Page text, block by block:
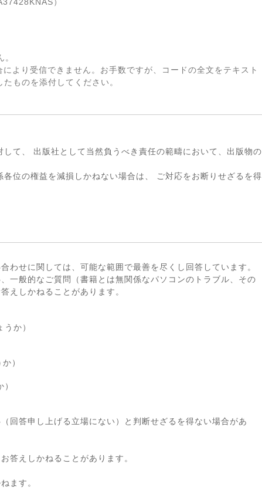
より受信できません。お手数ですが、コードの全文をテキスト
ものを添付してください。
て、 出版社として当然負うべき責任の範疇において、出版物の
位の権益を減損しかねない場合は、 ご対応をお断りせざるを得
わせに関しては、可能な範囲で最善を尽くし回答しています。
一般的なご質問（書籍とは無関係なパソコンのトラブル、その
えしかねることがあります。
か）
）
回答申し上げる立場にない）と判断せざるを得ない場合があ
答えしかねることがあります。
ます。